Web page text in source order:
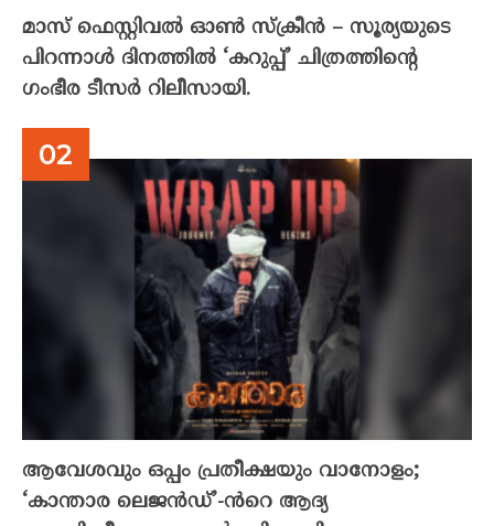
മാസ് ഫെസ്റ്റിവൽ ഓൺ സ്‌ക്രീൻ – സൂര്യയുടെ
പിറന്നാൾ ദിനത്തിൽ ‘കറുപ്പ്’ ചിത്രത്തിന്റെ
ഗംഭീര ടീസർ റിലീസായി.
ആവേശവും ഒപ്പം പ്രതീക്ഷയും വാനോളം;
‘കാന്താര ലെജൻഡ്’-ൻറെ ആദ്യ